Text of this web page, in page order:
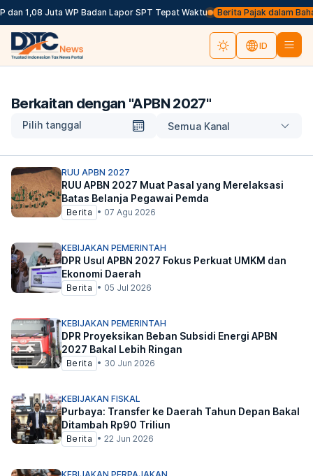
dan 1,08 Juta WP Badan Lapor SPT Tepat Waktu Berita Pajak dalam
ID
Berkaitan dengan "APBN 2027"
Pilih tanggal Semua Kanal
RUU APBN 2027
RUU APBN 2027 Muat Pasal yang Merelaksasi
Batas Belanja Pegawai Pemda
Berita • 07 Agu 2026
KEBIJAKAN PEMERINTAH
DPR Usul APBN 2027 Fokus Perkuat UMKM dan
Ekonomi Daerah
Berita • 05 Jul 2026
KEBIJAKAN PEMERINTAH
DPR Proyeksikan Beban Subsidi Energi APBN
2027 Bakal Lebih Ringan
Berita • 30 Jun 2026
KEBIJAKAN FISKAL
Purbaya: Transfer ke Daerah Tahun Depan Bakal
Ditambah Rp90 Triliun
Berita • 22 Jun 2026